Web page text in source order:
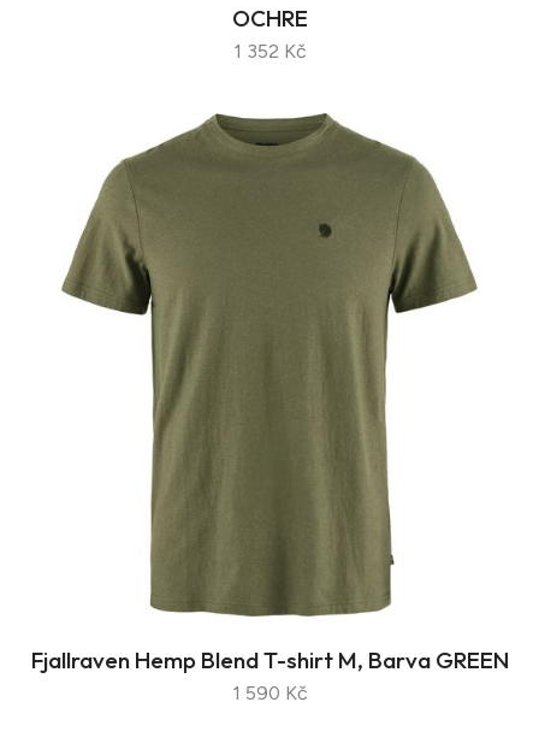
OCHRE
1 352 Kč
Fjallraven Hemp Blend T-shirt M, Barva GREEN
1 590 Kč